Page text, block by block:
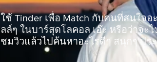
ใช้ Tinder เพื่อ Match กับคนที่สนใจ
ลล์ๆ ในบาร์สุดโลคอล เอ๊ะ หรือว่าจะ
ชมวิวแล้วไปค้นหาอะไรดีๆ สนุกๆ ปร